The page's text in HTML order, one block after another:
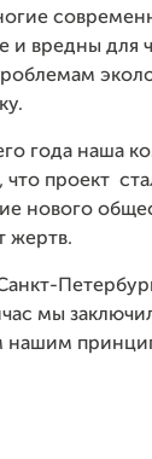
и вредны для
года наша
что проект
нового
жертв.
мы
нашим